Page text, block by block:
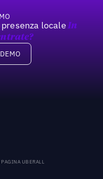
locale In
UBERALL